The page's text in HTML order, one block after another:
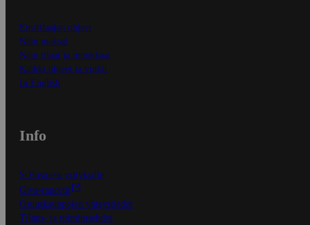
Ensitilaajan ohjeet
Näin maksat
Näin tilaat ja muokkaat
Kaikki ohjeet ja vinkit
In English
Info
S-Business yrityksille
Oiva-raportit
Osuuskauppojen yhteystiedot
Tilaus- ja toimitusehdot